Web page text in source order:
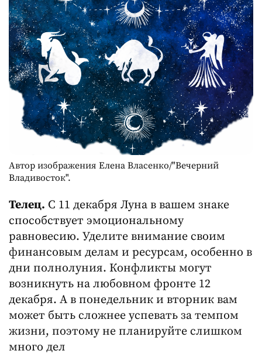
Автор изображения Елена Власенко/"Вечерний
Владивосток".
Телец. С 11 декабря Луна в вашем знаке
способствует эмоциональному
равновесию. Уделите внимание своим
финансовым делам и ресурсам, особенно в
дни полнолуния. Конфликты могут
возникнуть на любовном фронте 12
декабря. А в понедельник и вторник вам
может быть сложнее успевать за темпом
жизни, поэтому не планируйте слишком
много дел